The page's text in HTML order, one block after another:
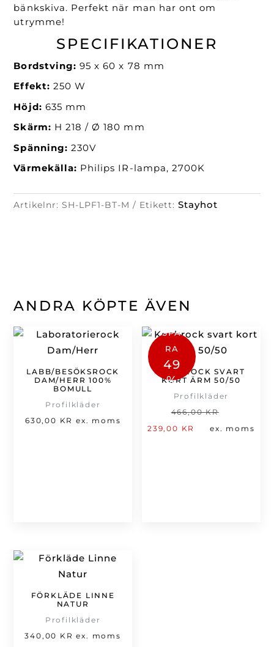
bänkskiva. Perfekt när man har ont om
utrymme!
SPECIFIKATIONER
Bordstving: 95 x 60 x 78 mm
Effekt: 250 W
Höjd: 635 mm
Skärm: H 218 /Ø 180 mm
Spänning: 230V
Värmekälla: Philips IR-lampa, 2700K
Artikelnr:SH-LPF1-BT-M Etikett: Stayhot
ANDRA KÖPTE ÄVEN
LABB/BESÖKSROCK
DAM/HERR 100%
BOMULL
Profilkläder
630,00 KR ex. moms
SPA
RA
49
%
KOCKROCK SVART
KORT ÄRM 50/50
Profilkläder
466,00KR
239,00 KR
Det
ex. moms
FÖRKLÄDE LINNE
NATUR
Profilkläder
340,00 KR ex. moms